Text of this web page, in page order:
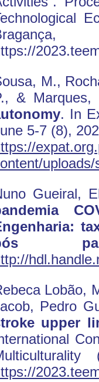
M.,
&
. In
5-7 (8),
Gueiral,
Lobão,
Pedro
upper